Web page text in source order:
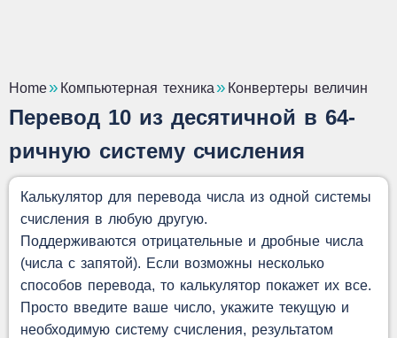
Home Компьютерная техника Конвертеры величин
Перевод 10 из десятичной в 64-
ричную систему счисления
Калькулятор для перевода числа из одной системы
счисления в любую другую.
Поддерживаются отрицательные и дробные числа
(числа с запятой). Если возможны несколько
способов перевода, то калькулятор покажет их все.
Просто введите ваше число, укажите текущую и
необходимую систему счисления, результатом